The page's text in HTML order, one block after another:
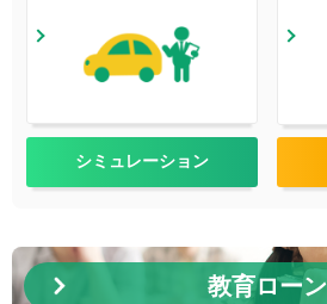
シミュレーション
教育ローン